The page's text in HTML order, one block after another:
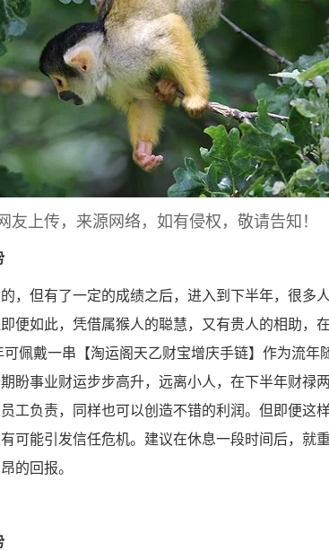
友上传，来源网络，如有侵权，敬请告知！
但有了一定的成绩之后，进入到下半年，很多
便如此，凭借属猴人的聪慧，又有贵人的相助，
佩戴一串【淘运阁天乙财宝增庆手链】作为流年
盼事业财运步步高升，远离小人，在下半年财禄
工负责，同样也可以创造不错的利润。但即便这
可能引发信任危机。建议在休息一段时间后，就
的回报。